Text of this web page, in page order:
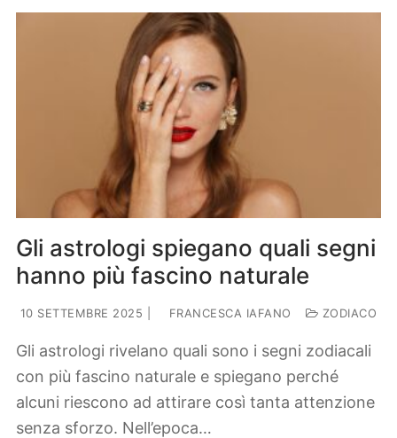
Gli astrologi spiegano quali segni
hanno più fascino naturale
10 SETTEMBRE 2025 FRANCESCA IAFANO ZODIACO
Gli astrologi rivelano quali sono i segni zodiacali
con più fascino naturale e spiegano perché
alcuni riescono ad attirare così tanta attenzione
senza sforzo. Nell’epoca…